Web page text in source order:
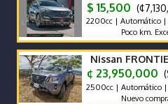
$ 15,500
2200cc | Automático |
Poco km.
Nissan
¢ 23,950,000
2500cc | Automático |
Nuevo comprado